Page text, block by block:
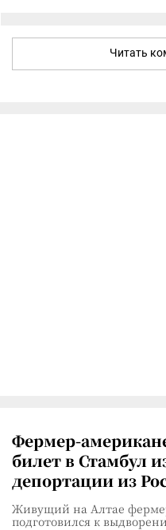
Читать
Фермер-
билет в Стамбул
депортации из
Живущий на Алтае
подготовился к